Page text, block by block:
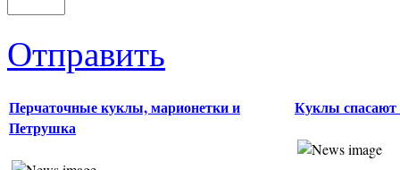
Отправить
Перчаточные куклы, марионетки и
Петрушка
Куклы спасают